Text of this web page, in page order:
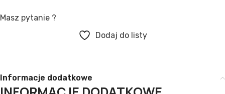
Masz pytanie ?
Dodaj do listy
Informacje dodatkowe